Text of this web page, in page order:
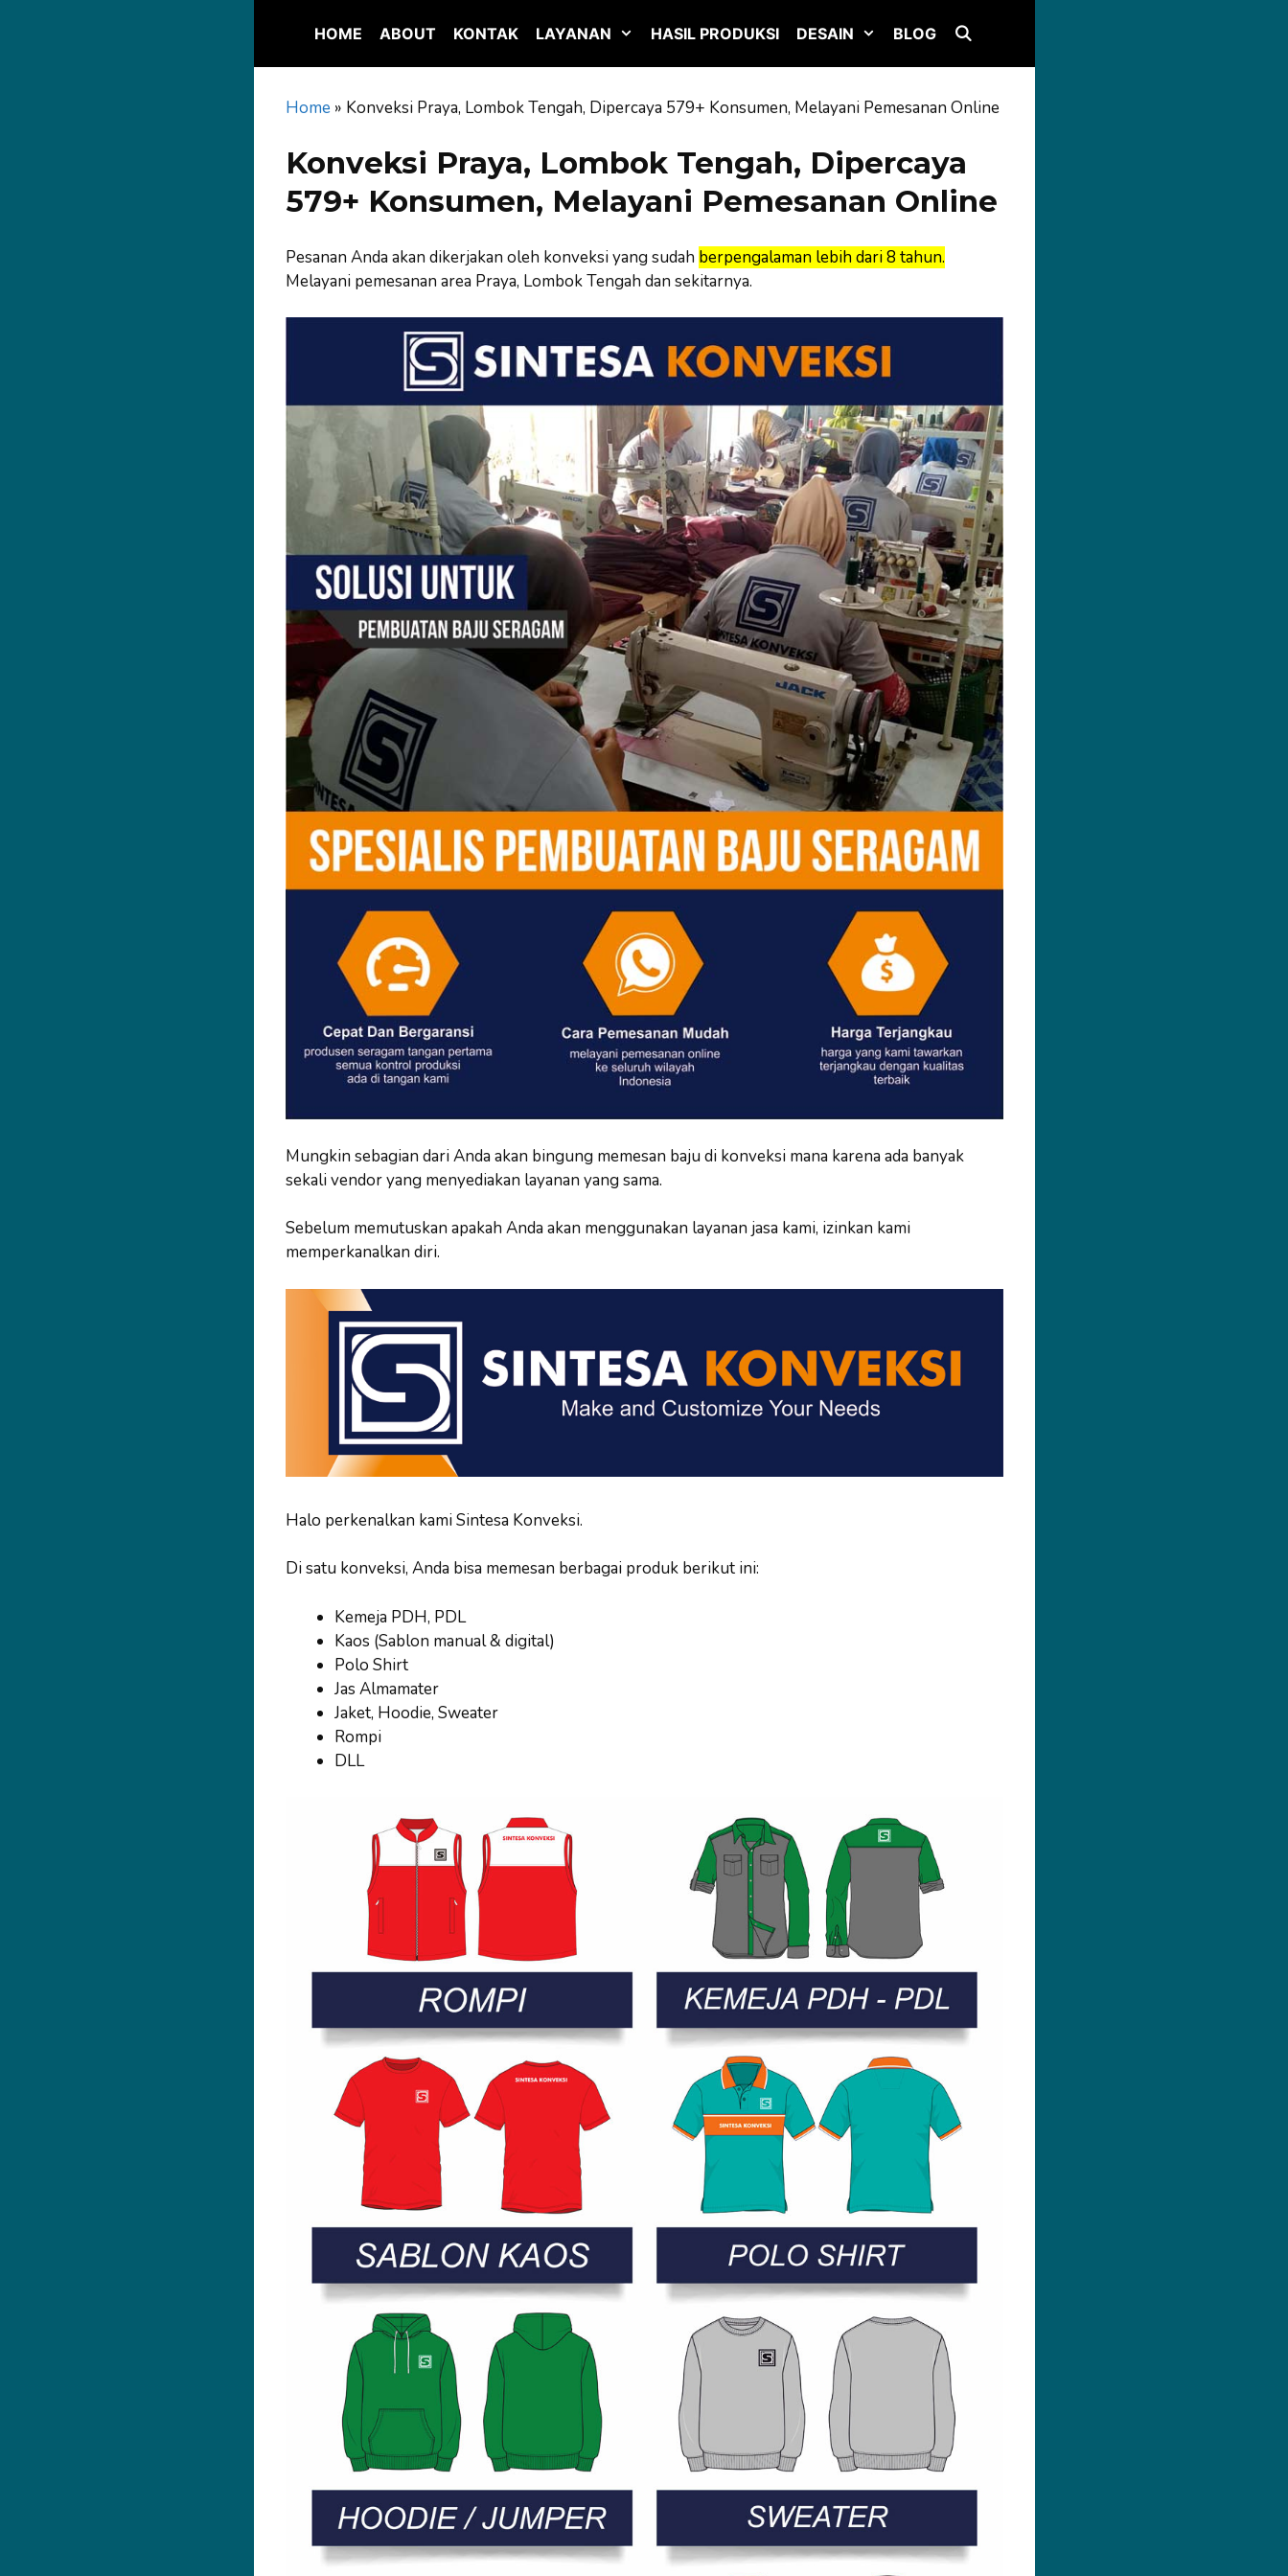
HOME ABOUT KONTAK LAYANAN HASIL PRODUKSI DESAIN BLOG
Home » Konveksi Praya, Lombok Tengah, Dipercaya 579+ Konsumen, Melayani Pemesanan Online
Konveksi Praya, Lombok Tengah, Dipercaya
579+ Konsumen, Melayani Pemesanan Online
Pesanan Anda akan dikerjakan oleh konveksi yang sudah berpengalaman lebih dari 8 tahun.
Melayani pemesanan area Praya, Lombok Tengah dan sekitarnya.
Mungkin sebagian dari Anda akan bingung memesan baju di konveksi mana karena ada banyak
sekali vendor yang menyediakan layanan yang sama.
Sebelum memutuskan apakah Anda akan menggunakan layanan jasa kami, izinkan kami
memperkanalkan diri.
Halo perkenalkan kami Sintesa Konveksi.
Di satu konveksi, Anda bisa memesan berbagai produk berikut ini:
Kemeja PDH, PDL
Kaos (Sablon manual & digital)
Polo Shirt
Jas Almamater
Jaket, Hoodie, Sweater
Rompi
DLL